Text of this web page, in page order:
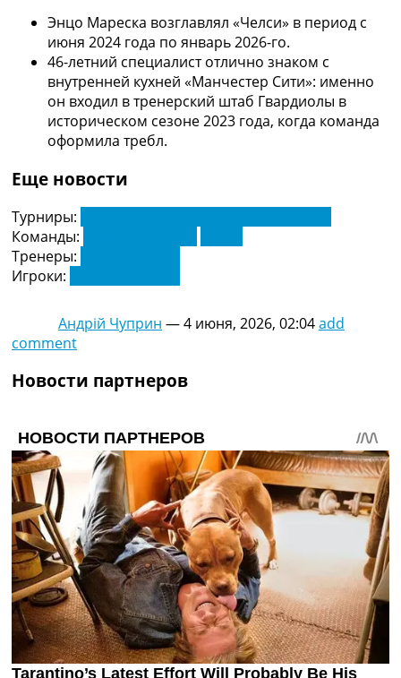
Таблицы групп Чемпионата Мира
Украина. Премьер-Лига
Украина. Первая Лига
Лига Чемпионов. Таблицы групп
Англия. Премьер-Лига
Испания. Ла Лига
Все таблицы >>>
Рейтинг стран УЕФА
Рейтинг клубов УЕФА
Рейтинг ФИФА
ТВ программа
Энцо Мареска возглавлял «Челси» в период с
июня 2024 года по январь 2026-го.
46-летний специалист отлично знаком с
внутренней кухней «Манчестер Сити»: именно
он входил в тренерский штаб Гвардиолы в
историческом сезоне 2023 года, когда команда
оформила требл.
Еще новости
Турниры:
Команды:
Тренеры:
Игроки:
Андрій Чуприн —4 июня, 2026, 02:04add
comment
Новости партнеров